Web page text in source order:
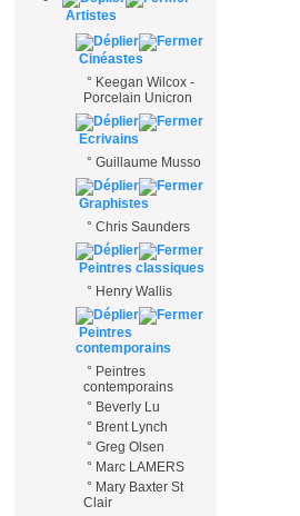
Artistes
Cinéastes
° Keegan Wilcox -
Porcelain Unicron
Ecrivains
° Guillaume Musso
Graphistes
° Chris Saunders
Peintres classiques
° Henry Wallis
Peintres
contemporains
° Peintres
contemporains
° Beverly Lu
° Brent Lynch
° Greg Olsen
° Marc LAMERS
° Mary Baxter St
Clair